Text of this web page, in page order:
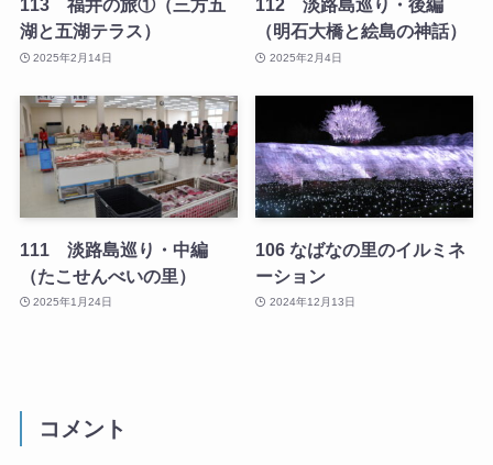
113 福井の旅①（三方五
湖と五湖テラス）
2025年2月14日
112 淡路島巡り・後編
（明石大橋と絵島の神話）
2025年2月4日
111 淡路島巡り・中編
（たこせんべいの里）
2025年1月24日
106 なばなの里のイルミネ
ーション
2024年12月13日
コメント